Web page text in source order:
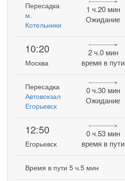
Пересадка
м.
Котельники
1 ч.20 мин
Ожидание
10:20
Москва
2 ч.0 мин
время в пути
Пересадка
Автовокзал
Егорьевск
0 ч.30 мин
Ожидание
12:50
Егорьевск
0 ч.53 мин
время в пути
Время в пути 5 ч.5 мин